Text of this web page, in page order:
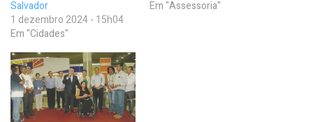
Salvador
1 dezembro 2024 - 15h04
Em "Cidades"
Em "Assessoria"